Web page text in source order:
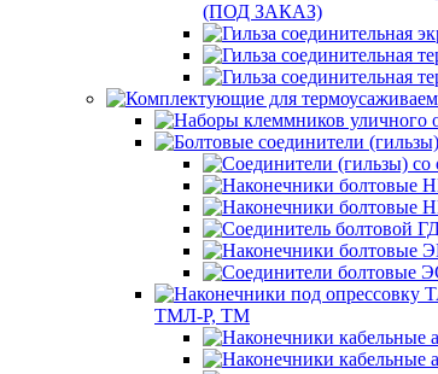
(ПОД ЗАКАЗ)
ТМЛ-Р, ТМ